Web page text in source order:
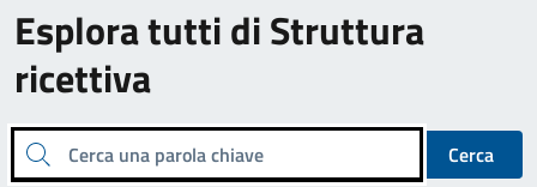
Esplora tutti di Struttura
ricettiva
Cerca una parola chiave
Cerca